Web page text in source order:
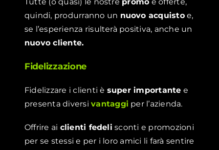
quindi, produrranno un nuovo acquistoe,
se l’esperienza risulterà positiva, anche un
nuovo cliente.
Fidelizzazione
Fidelizzare i clienti è super importante e
presenta diversivantaggi per l’azienda.
Offrire ai clienti fedeli sconti e promozioni
per se stessi e per i loro amici li farà sentire